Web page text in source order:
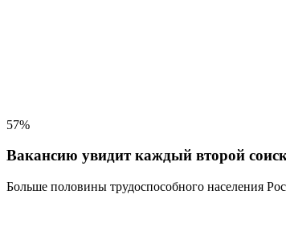
57%
Вакансию увидит каждый второй
Больше половины трудоспособного населения